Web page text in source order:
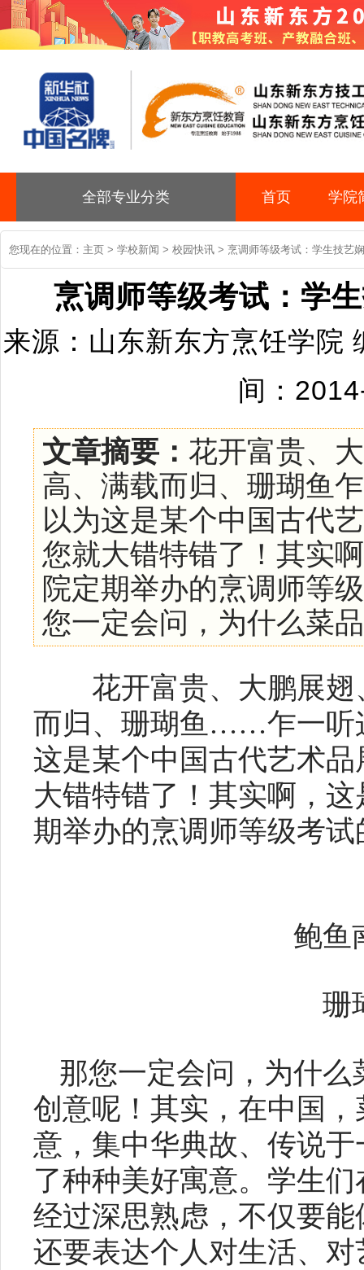
全部专业分类 首页 学院
您现在的位置： 主页 > 学校新闻 > 校园快讯 > 烹调师等级考试：学生技艺
烹调师等级考试：学
来源：山东新东方烹饪学院
间：
文章摘要： 花开富贵、
高、满载而归、珊瑚鱼
以为这是某个中国古代
您就大错特错了！其实
院定期举办的烹调师等
您一定会问，为什么菜品
花开富贵、大鹏展
而归、珊瑚鱼……乍一听
这是某个中国古代艺术
大错特错了！其实啊，
期举办的烹调师等级考
鲍鱼
珊
那您一定会问，为什
创意呢！其实，在中国
意，集中华典故、传说
了种种美好寓意。学生
经过深思熟虑，不仅要
还要表达个人对生活、